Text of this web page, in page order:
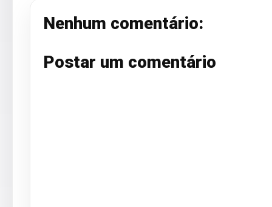
Nenhum comentário:
Postar um comentário